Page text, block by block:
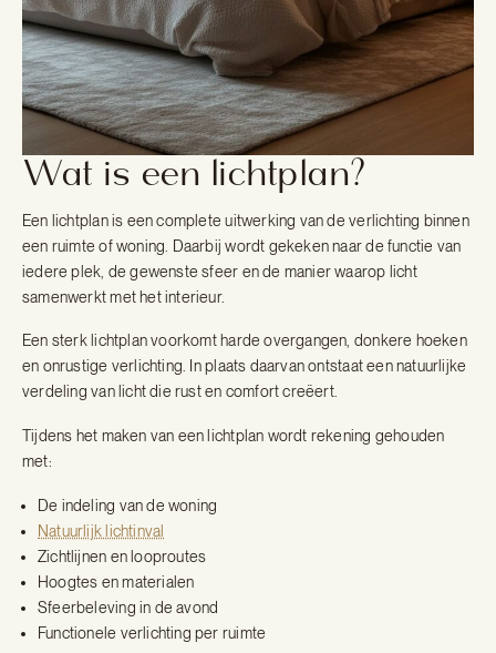
Wat is een lichtplan?
Een lichtplan is een complete uitwerking van de verlichting binnen
een ruimte of woning. Daarbij wordt gekeken naar de functie van
iedere plek, de gewenste sfeer en de manier waarop licht
samenwerkt met het interieur.
Een sterk lichtplan voorkomt harde overgangen, donkere hoeken
en onrustige verlichting. In plaats daarvan ontstaat een natuurlijke
verdeling van licht die rust en comfort creëert.
Tijdens het maken van een lichtplan wordt rekening gehouden
met:
De indeling van de woning
Natuurlijk lichtinval
Zichtlijnen en looproutes
Hoogtes en materialen
Sfeerbeleving in de avond
Functionele verlichting per ruimte